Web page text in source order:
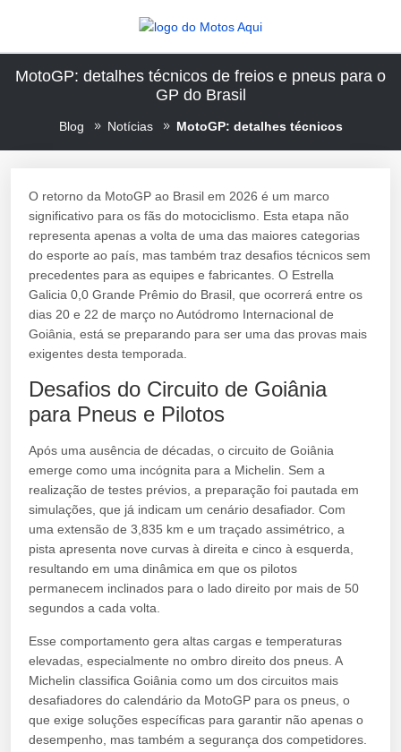
MotoGP: detalhes técnicos de freios e pneus para o
GP do Brasil
Blog Notícias MotoGP: detalhes técnicos
O retorno da MotoGP ao Brasil em 2026 é um marco
significativo para os fãs do motociclismo. Esta etapa não
representa apenas a volta de uma das maiores categorias
do esporte ao país, mas também traz desafios técnicos sem
precedentes para as equipes e fabricantes. O Estrella
Galicia 0,0 Grande Prêmio do Brasil, que ocorrerá entre os
dias 20 e 22 de março no Autódromo Internacional de
Goiânia, está se preparando para ser uma das provas mais
exigentes desta temporada.
Desafios do Circuito de Goiânia
para Pneus e Pilotos
Após uma ausência de décadas, o circuito de Goiânia
emerge como uma incógnita para a Michelin. Sem a
realização de testes prévios, a preparação foi pautada em
simulações, que já indicam um cenário desafiador. Com
uma extensão de 3,835 km e um traçado assimétrico, a
pista apresenta nove curvas à direita e cinco à esquerda,
resultando em uma dinâmica em que os pilotos
permanecem inclinados para o lado direito por mais de 50
segundos a cada volta.
Esse comportamento gera altas cargas e temperaturas
elevadas, especialmente no ombro direito dos pneus. A
Michelin classifica Goiânia como um dos circuitos mais
desafiadores do calendário da MotoGP para os pneus, o
que exige soluções específicas para garantir não apenas o
desempenho, mas também a segurança dos competidores.